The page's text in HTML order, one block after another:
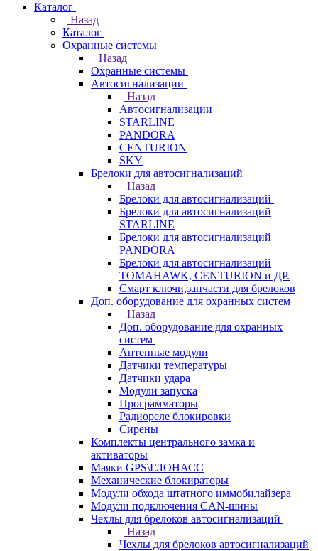
Каталог
Назад
Каталог
Охранные системы
Назад
Охранные системы
Автосигнализации
Назад
Автосигнализации
STARLINE
PANDORA
CENTURION
SKY
Брелоки для автосигнализаций
Назад
Брелоки для автосигнализаций
Брелоки для автосигнализаций
STARLINE
Брелоки для автосигнализаций
PANDORA
Брелоки для автосигнализаций
TOMAHAWK, CENTURION и ДР.
Смарт ключи,запчасти для брелоков
Доп. оборудование для охранных систем
Назад
Доп. оборудование для охранных
систем
Антенные модули
Датчики температуры
Датчики удара
Модули запуска
Программаторы
Радиореле блокировки
Сирены
Комплекты центрального замка и
активаторы
Маяки GPS\ГЛОНАСС
Механические блокираторы
Модули обхода штатного иммобилайзера
Модули подключения CAN-шины
Чехлы для брелоков автосигнализаций
Назад
Чехлы для брелоков автосигнализаций